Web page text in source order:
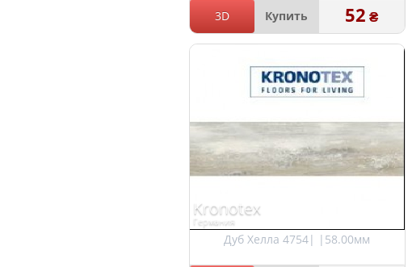
3D Купить 52 ₴
Дуб Хелла 4754| |58.00мм
Kronotex
Германия